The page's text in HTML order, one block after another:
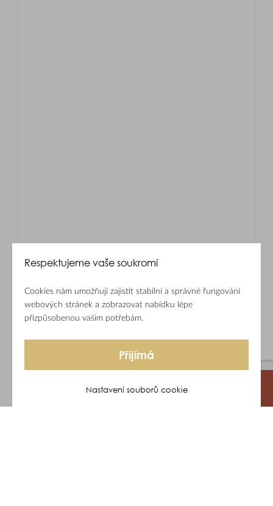
Respektujeme vaše soukromí
Cookies nám umožňují zajistit stabilní a správné fungování
webových stránek a zobrazovat nabídku lépe
přizpůsobenou vašim potřebám.
Přijímá
Nastavení souborů cookie